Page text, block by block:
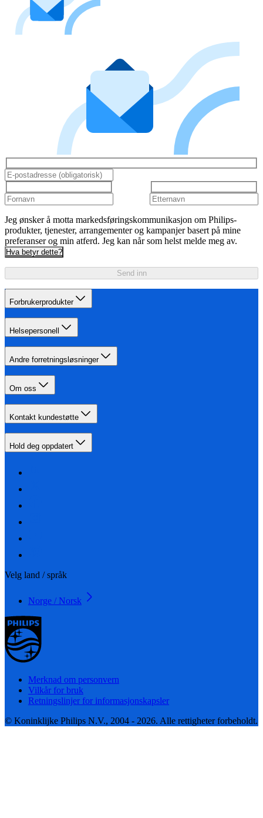
Jeg ønsker å motta markedsføringskommunikasjon om Philips-
produkter, tjenester, arrangementer og kampanjer basert på mine
preferanser og min atferd. Jeg kan når som helst melde meg av.
Hva betyr dette?
Send inn
Forbrukerprodukter
Helsepersonell
Andre forretningsløsninger
Om oss
Kontakt kundestøtte
Hold deg oppdatert
Velg land / språk
Norge / Norsk
Merknad om personvern
Vilkår for bruk
Retningslinjer for informasjonskapsler
© Koninklijke Philips N.V., 2004 - 2026. Alle rettigheter forbeholdt.